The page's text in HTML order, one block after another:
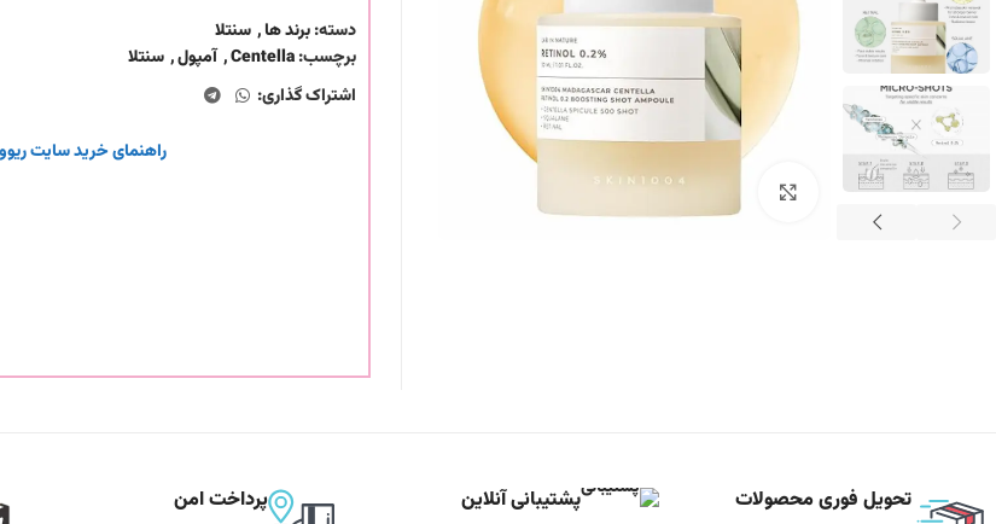
دسته:برند ها, سنتلا
برچسب:Centella
, آمپول, سنتلا
اشتراک گذاری:
راهنمای خرید سایت ریوو
تحویل فوری محصولات پشتیبانی آنلاین پرداخت امن